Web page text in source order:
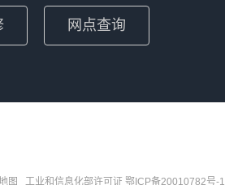
网点查询
图 工业和信息化部许可证 鄂ICP备20010782号-1